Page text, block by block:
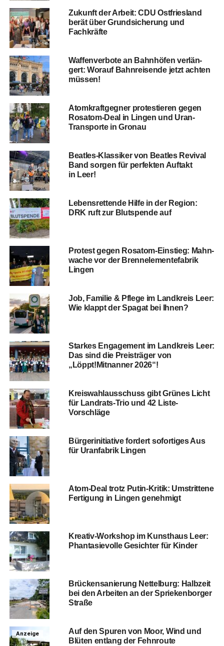
Zukunft der Arbeit: CDU Ost­fries­land
berät über Grund­si­che­rung und
Fachkräfte
Waf­fen­ver­bo­te an Bahn­hö­fen ver­län­
gert: Wor­auf Bahn­rei­sen­de jetzt ach­ten
müssen!
Atom­kraft­geg­ner pro­tes­tie­ren gegen
Rosatom-Deal in Lin­gen und Uran-
Trans­por­te in Gronau
Beat­les-Klas­si­ker von Beat­les Revi­val
Band sor­gen für per­fek­ten Auf­takt
in Leer!
Lebens­ret­ten­de Hil­fe in der Regi­on:
DRK ruft zur Blut­spen­de auf
Pro­test gegen Rosatom-Ein­stieg: Mahn­
wa­che vor der Brenn­ele­men­te­fa­brik
Lingen
Job, Fami­lie & Pfle­ge im Land­kreis Leer:
Wie klappt der Spa­gat bei Ihnen?
Star­kes Enga­ge­ment im Land­kreis Leer:
Das sind die Preis­trä­ger von
„Löppt!Mitnanner 2026“!
Kreis­wahl­aus­schuss gibt Grü­nes Licht
für Land­rats-Trio und 42 Liste-
Vorschläge
Bür­ger­initia­ti­ve for­dert sofor­ti­ges Aus
für Uranfa­brik Lingen
Atom-Deal trotz Putin-Kri­tik: Umstrit­te­ne
Fer­ti­gung in Lin­gen genehmigt
Krea­tiv-Work­shop im Kunst­haus Leer:
Phan­ta­sie­vol­le Gesich­ter für Kinder
Brü­cken­sa­nie­rung Net­tel­burg: Halb­zeit
bei den Arbei­ten an der Sprie­ken­bor­ger
Straße
Anzeige
Auf den Spu­ren von Moor, Wind und
Blü­ten ent­lang der Fehnroute